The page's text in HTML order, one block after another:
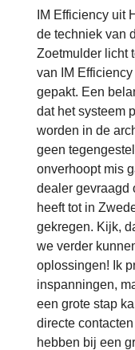
IM Efficiency uit
de techniek van
Zoetmulder licht
van IM
gepakt. Een
dat het systeem
worden in de
geen
onverhoopt mis
dealer gevraagd
heeft tot in
gekregen. Kijk,
we verder
oplossingen! Ik
inspanningen,
een grote stap
directe
hebben bij een